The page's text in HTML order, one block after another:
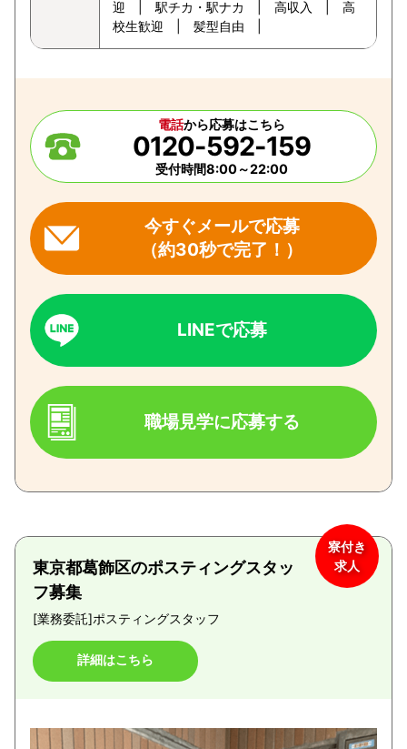
迎 | 駅チカ・駅ナカ | 高収入 | 高
校生歓迎 | 髪型自由 |
電話から応募はこちら
0120-592-159
受付時間8:00～22:00
今すぐメールで応募
（約30秒で完了！）
LINEで応募
職場見学に応募する
東京都葛飾区のポスティングスタッ
フ募集
[業務委託]ポスティングスタッフ
詳細はこちら
寮付き
求人